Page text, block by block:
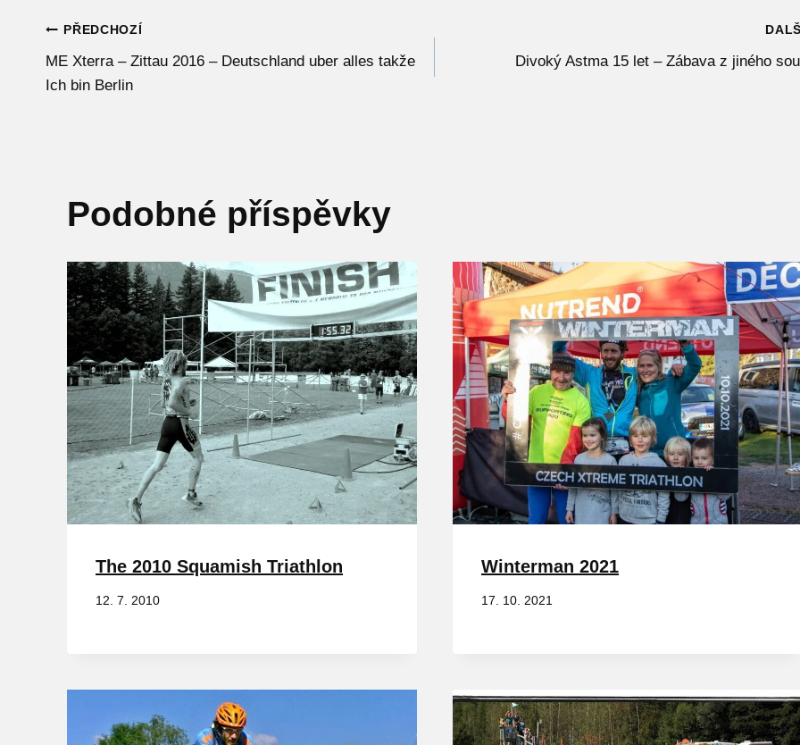
Navigace
pro
PŘEDCHOZÍ
ME Xterra – Zittau 2016 – Deutschland uber alles takže
Ich bin Berlin
DALŠÍ
Divoký Astma 15 let – Zábava z jiného
Podobné příspěvky
The 2010 Squamish Triathlon
12. 7. 2010
Winterman 2021
17. 10. 2021